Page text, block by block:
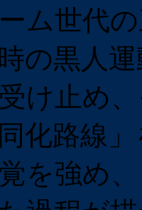
ム世代
の黒人
け止め
化路線
を強め